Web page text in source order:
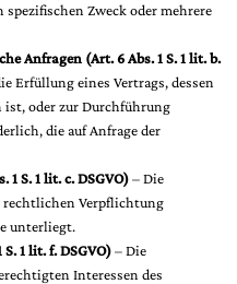
Zweck oder mehrere
Anfragen (Art. 6 Abs. 1 S. 1 lit. b.
Erfüllung eines Vertrags, dessen
ist, oder zur Durchführung
die auf Anfrage der
S. 1 lit. c. DSGVO)– Die
Verpflichtung
unterliegt.
1 lit. f. DSGVO)– Die
Interessen des